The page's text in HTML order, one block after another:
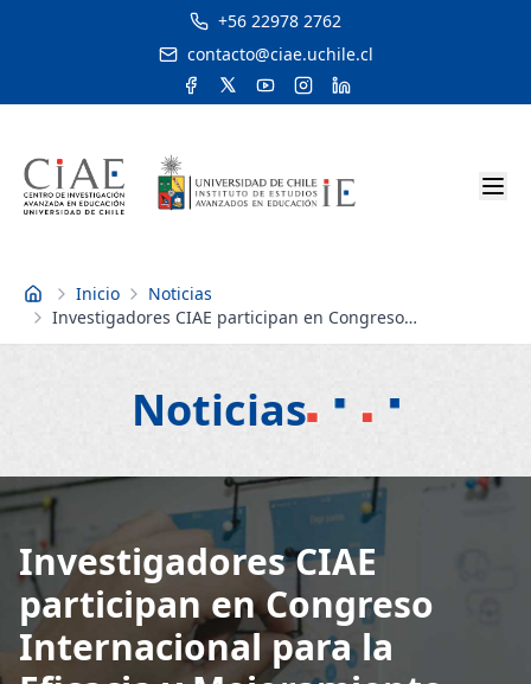
+56 22978 2762
contacto@ciae.uchile.cl
Inicio Inicio
Noticias
Investigadores CIAE participan en Congreso
Internacional para la Eficacia y Mejoramiento Escolar
Noticias
Investigadores CIAE
participan en Congreso
Internacional para la